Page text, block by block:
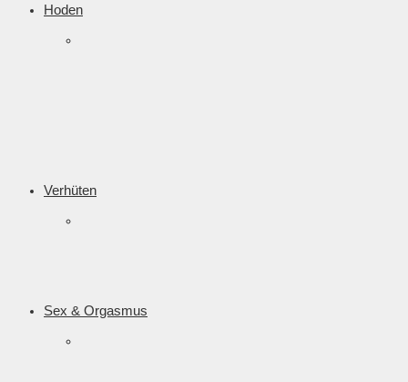
Hoden
Verhüten
Sex & Orgasmus